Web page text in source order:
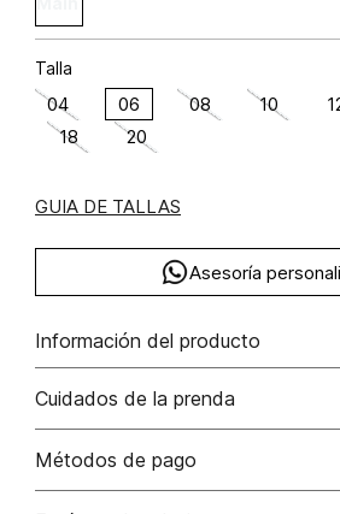
Talla
04 06 08 10
18
20
GUIA DE TALLAS
Asesoría
Información del producto
algodón 98.9200000000 elastano
Cuidados de la prenda
Lavar con colores similares. no secar
Métodos de pago